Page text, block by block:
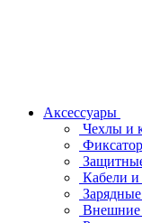
Аксессуары
Чехлы и
Кабели и
Внешние